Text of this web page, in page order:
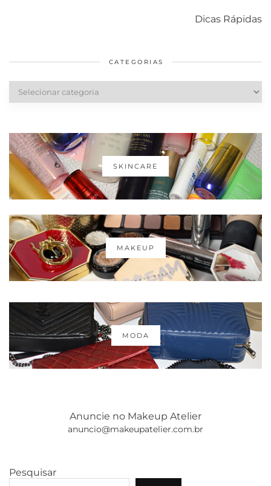
Dicas Rápidas
diários
cabelos
CATEGORIAS
Categorias
SKINCARE
MAKEUP
MODA
Anuncie no Makeup Atelier
anuncio@makeupatelier.com.br
Pesquisar